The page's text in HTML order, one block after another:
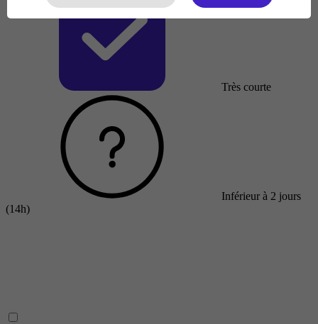
Très courte
Inférieur à 2 jours
(14h)